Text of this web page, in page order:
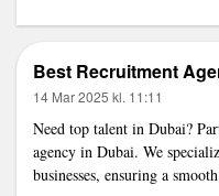
Best Recruitment
14 Mar 2025 kl. 11:11
Need top talent in Dubai?
agency in Dubai. We
businesses, ensuring a